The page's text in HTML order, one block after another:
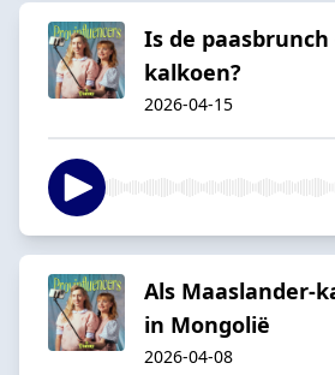
Is de
kalkoen?
2026-04-15
Als Maaslander-
in Mongolië
2026-04-08